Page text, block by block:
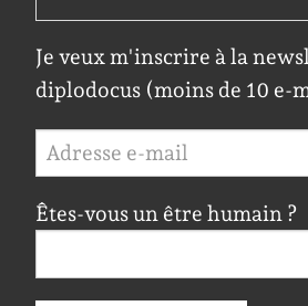
Je veux m'inscrire à la
diplodocus (moins de 10 e-
Êtes-vous un être humain ?